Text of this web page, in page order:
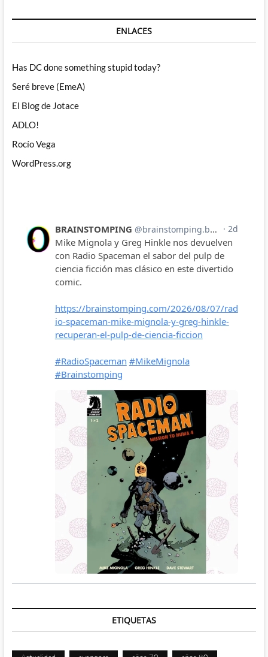
ENLACES
Has DC done something stupid today?
Seré breve (EmeA)
El Blog de Jotace
ADLO!
Rocío Vega
WordPress.org
ETIQUETAS